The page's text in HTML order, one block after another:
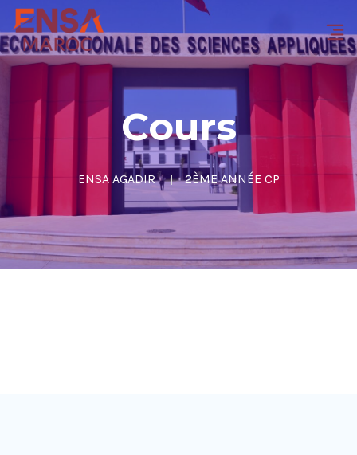
Cours
ENSA AGADIR 2ÈME ANNÉE CP